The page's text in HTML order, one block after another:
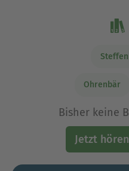
Ohrenbär
Bisher keine
Jetzt hören